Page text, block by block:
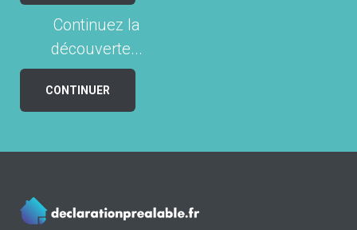
Continuez la
découverte...
CONTINUER